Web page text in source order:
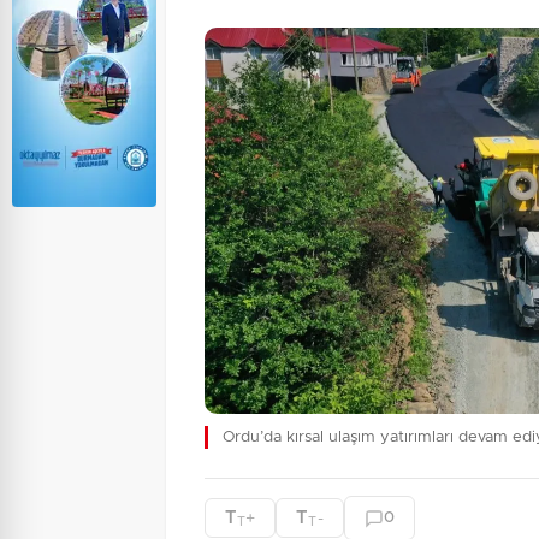
Ordu’da kırsal ulaşım yatırımları devam
TT+ TT - 0